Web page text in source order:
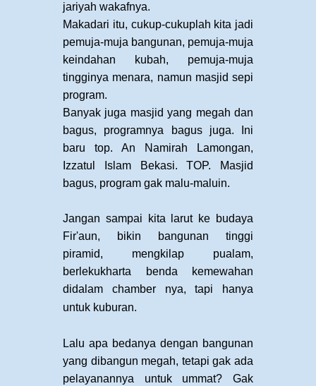
jariyah wakafnya.
Makadari itu, cukup-cukuplah kita jadi
pemuja-muja bangunan, pemuja-muja
keindahan kubah, pemuja-muja
tingginya menara, namun masjid sepi
program.
Banyak juga masjid yang megah dan
bagus, programnya bagus juga. Ini
baru top. An Namirah Lamongan,
Izzatul Islam Bekasi. TOP. Masjid
bagus, program gak malu-maluin.
Jangan sampai kita larut ke budaya
Fir'aun, bikin bangunan tinggi
piramid, mengkilap pualam,
berlekukharta benda kemewahan
didalam chamber nya, tapi hanya
untuk kuburan.
Lalu apa bedanya dengan bangunan
yang dibangun megah, tetapi gak ada
pelayanannya untuk ummat? Gak